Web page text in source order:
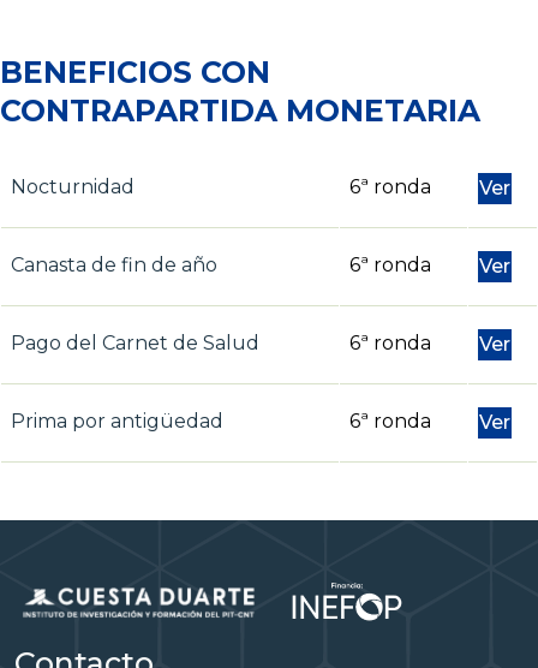
BENEFICIOS CON
CONTRAPARTIDA MONETARIA
Nocturnidad 6ª ronda Ver
Canasta de fin de año 6ª ronda Ver
Pago del Carnet de Salud 6ª ronda Ver
Prima por antigüedad 6ª ronda Ver